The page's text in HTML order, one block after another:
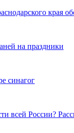
края
на праздники
синагог
всей России?